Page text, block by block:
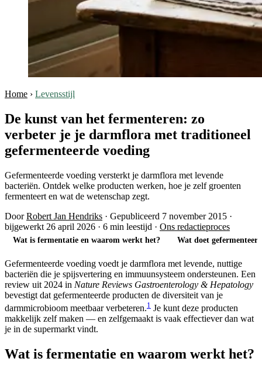
Home › Levensstijl
De kunst van het fermenteren: zo
verbeter je je darmflora met traditioneel
gefermenteerde voeding
Gefermenteerde voeding versterkt je darmflora met levende
bacteriën. Ontdek welke producten werken, hoe je zelf groenten
fermenteert en wat de wetenschap zegt.
DoorRobert Jan Hendriks · Gepubliceerd 7 november 2015 ·
bijgewerkt 26 april 2026 · 6 min leestijd · Ons redactieproces
Wat is fermentatie en waarom werkt het? Wat doet
Gefermenteerde voeding voedt je darmflora met levende, nuttige
bacteriën die je spijsvertering en immuunsysteem ondersteunen. Een
review uit 2024 in Nature Reviews Gastroenterology & Hepatology
bevestigt dat gefermenteerde producten de diversiteit van je
darmmicrobioom meetbaar verbeteren.1 Je kunt deze producten
makkelijk zelf maken — en zelfgemaakt is vaak effectiever dan wat
je in de supermarkt vindt.
Wat is fermentatie en waarom werkt het?